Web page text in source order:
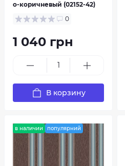
о-коричневый (02152-42)
0
1 040 грн
В корзину
в наличии популярний